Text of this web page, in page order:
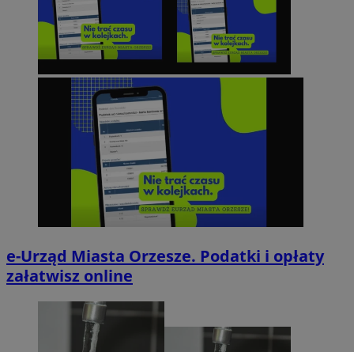
e-Urząd Miasta Orzesze. Podatki i opłaty
załatwisz online